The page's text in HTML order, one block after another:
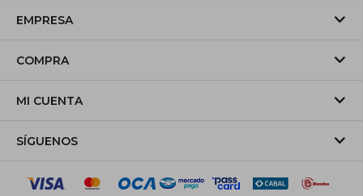
EMPRESA
COMPRA
MI CUENTA
SÍGUENOS